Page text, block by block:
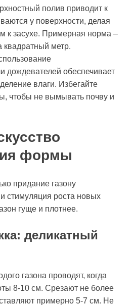
полив приводит к
у поверхности, делая
к засухе. Примерная норма –
квадратный метр.
дождевателей обеспечивает
влаги. Избегайте
чтобы не вымывать почву и
формы
придание газону
стимуляция роста новых
гуще и плотнее.
деликатный
газона проводят, когда
8-10 см. Срезают не более
примерно 5-7 см. Не